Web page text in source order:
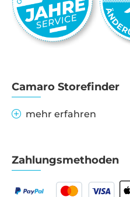
Camaro Storefinder
mehr erfahren
Zahlungsmethoden